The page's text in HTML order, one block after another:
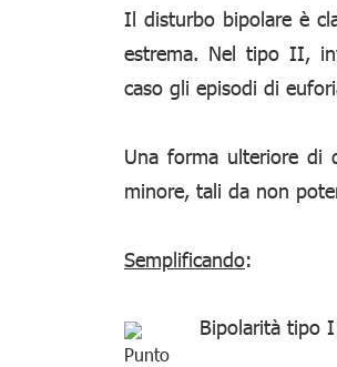
Il disturbo bipolare è
estrema. Nel tipo II,
caso gli episodi di
Una forma ulteriore di
minore, tali da non
Semplificando:
Bipolarità tipo